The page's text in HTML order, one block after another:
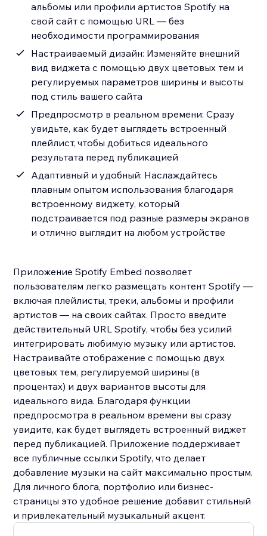
альбомы или профили артистов Spotify на
свой сайт с помощью URL — без
необходимости программирования
Настраиваемый дизайн: Изменяйте внешний
вид виджета с помощью двух цветовых тем и
регулируемых параметров ширины и высоты
под стиль вашего сайта
Предпросмотр в реальном времени: Сразу
увидьте, как будет выглядеть встроенный
плейлист, чтобы добиться идеального
результата перед публикацией
Адаптивный и удобный: Наслаждайтесь
плавным опытом использования благодаря
встроенному виджету, который
подстраивается под разные размеры экранов
и отлично выглядит на любом устройстве
Приложение Spotify Embed позволяет
пользователям легко размещать контент Spotify —
включая плейлисты, треки, альбомы и профили
артистов — на своих сайтах. Просто введите
действительный URL Spotify, чтобы без усилий
интегрировать любимую музыку или артистов.
Настраивайте отображение с помощью двух
цветовых тем, регулируемой ширины (в
процентах) и двух вариантов высоты для
идеального вида. Благодаря функции
предпросмотра в реальном времени вы сразу
увидите, как будет выглядеть встроенный виджет
перед публикацией. Приложение поддерживает
все публичные ссылки Spotify, что делает
добавление музыки на сайт максимально простым.
Для личного блога, портфолио или бизнес-
страницы это удобное решение добавит стильный
и привлекательный музыкальный акцент.